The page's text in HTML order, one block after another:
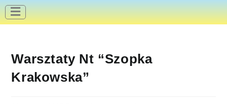
treści
Warsztaty Nt “Szopka
Krakowska”